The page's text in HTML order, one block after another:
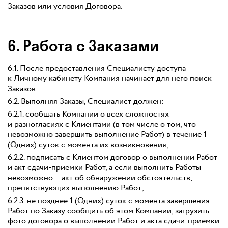
Заказов или условия Договора.
6. Работа с Заказами
6.1. После предоставления Специалисту доступа
к Личному кабинету Компания начинает для него поиск
Заказов.
6.2. Выполняя Заказы, Специалист должен:
6.2.1. сообщать Компании о всех сложностях
и разногласиях с Клиентами (в том числе о том, что
невозможно завершить выполнение Работ) в течение 1
(Одних) суток с момента их возникновения;
6.2.2. подписать с Клиентом договор о выполнении Работ
и акт сдачи-приемки Работ, а если выполнить Работы
невозможно – акт об обнаружении обстоятельств,
препятствующих выполнению Работ;
6.2.3. не позднее 1 (Одних) суток с момента завершения
Работ по Заказу сообщить об этом Компании, загрузить
фото договора о выполнении Работ и акта сдачи-приемки